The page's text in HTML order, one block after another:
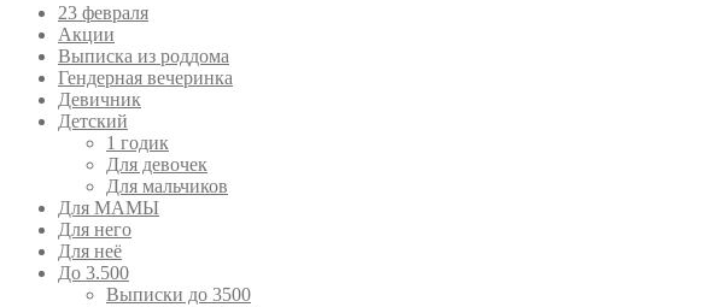
23 февраля
Акции
Выписка из роддома
Гендерная вечеринка
Девичник
Детский
1 годик
Для девочек
Для мальчиков
Для МАМЫ
Для него
Для неё
До 3.500
Выписки до 3500